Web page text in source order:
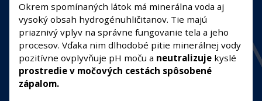
Okrem spomínaných látok má minerálna voda aj
vysoký obsah hydrogénuhličitanov. Tie majú
priaznivý vplyv na správne fungovanie tela a jeho
procesov. Vďaka nim dlhodobé pitie minerálnej vody
pozitívne ovplyvňuje pH moču a neutralizuje kyslé
prostredie v močových cestách spôsobené
zápalom.